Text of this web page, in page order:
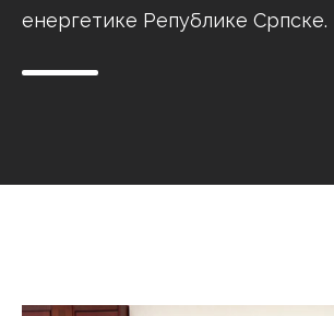
енергетике Републике Српске.